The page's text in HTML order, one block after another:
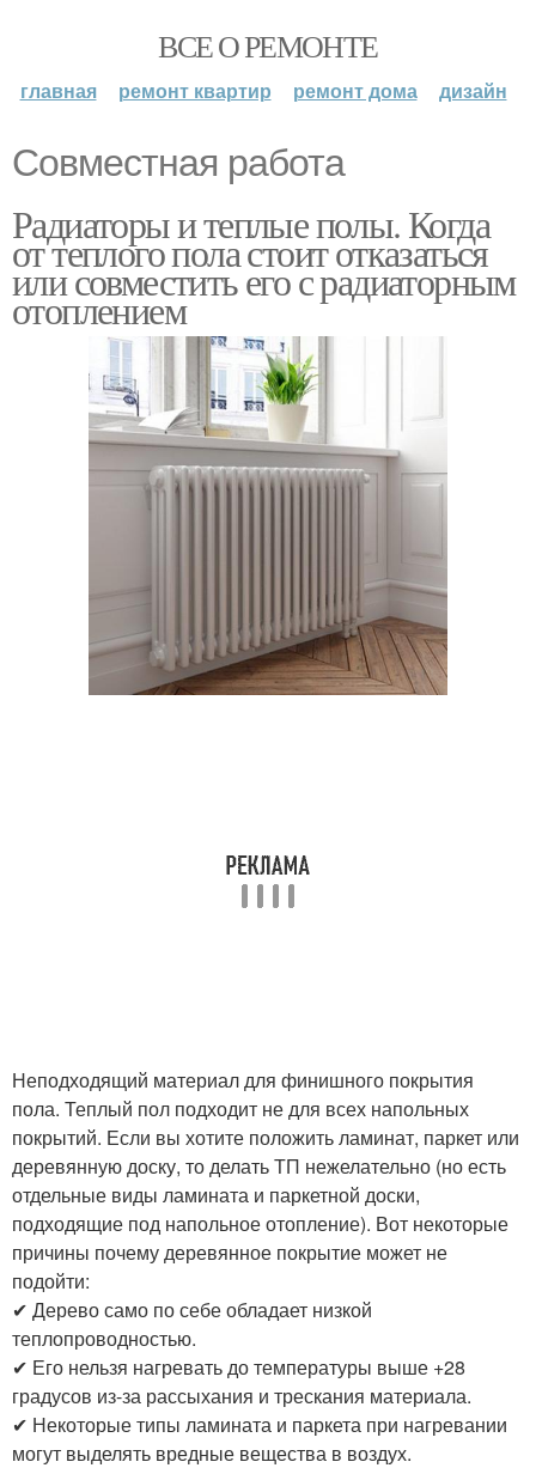
ВСЕ О РЕМОНТЕ
главная ремонт квартир ремонт дома дизайн
Совместная работа
Радиаторы и теплые полы. Когда
от теплого пола стоит отказаться
или совместить его с радиаторным
отоплением
Неподходящий материал для финишного покрытия
пола. Теплый пол подходит не для всех напольных
покрытий. Если вы хотите положить ламинат, паркет или
деревянную доску, то делать ТП нежелательно (но есть
отдельные виды ламината и паркетной доски,
подходящие под напольное отопление). Вот некоторые
причины почему деревянное покрытие может не
подойти:
✔ Дерево само по себе обладает низкой
теплопроводностью.
✔ Его нельзя нагревать до температуры выше +28
градусов из-за рассыхания и трескания материала.
✔ Некоторые типы ламината и паркета при нагревании
могут выделять вредные вещества в воздух.